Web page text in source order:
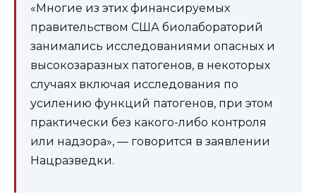
«Многие из этих финансируемых
правительством США биолабораторий
занимались исследованиями опасных и
высокозаразных патогенов, в некоторых
случаях включая исследования по
усилению функций патогенов, при этом
практически без какого-либо контроля
или надзора», — говорится в заявлении
Нацразведки.